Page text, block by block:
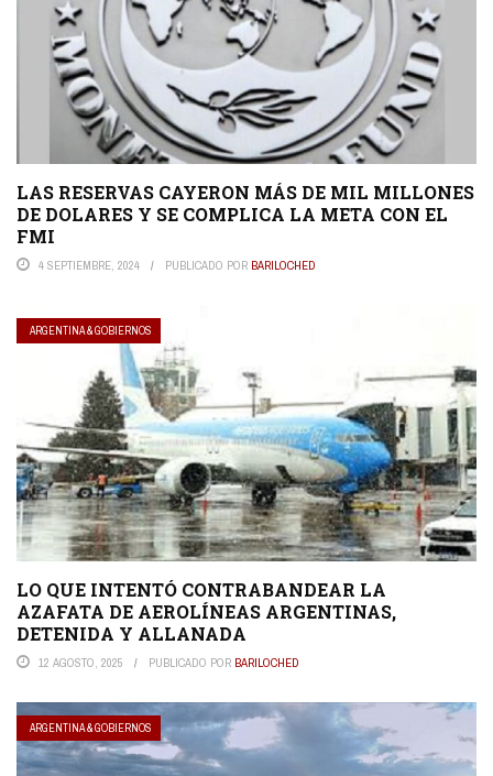
LAS RESERVAS CAYERON MÁS DE MIL MILLONES
DE DOLARES Y SE COMPLICA LA META CON EL
FMI
4 SEPTIEMBRE, 2024 PUBLICADO POR BARILOCHED
ARGENTINA & GOBIERNOS
LO QUE INTENTÓ CONTRABANDEAR LA
AZAFATA DE AEROLÍNEAS ARGENTINAS,
DETENIDA Y ALLANADA
12 AGOSTO, 2025 PUBLICADO POR BARILOCHED
ARGENTINA & GOBIERNOS